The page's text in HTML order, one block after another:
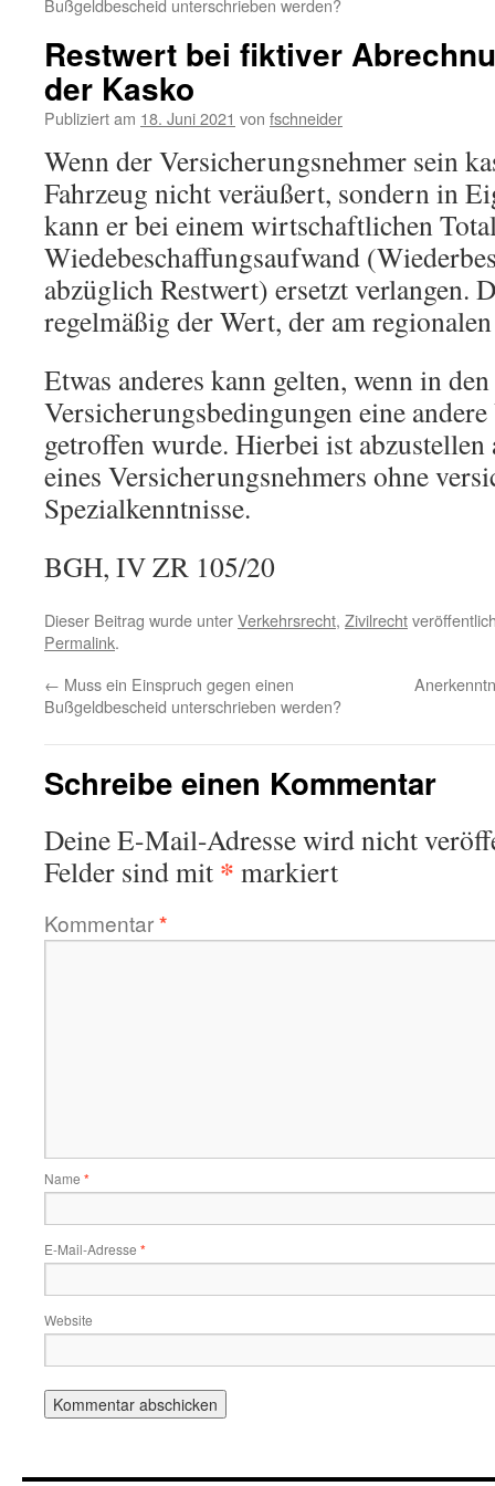
Bußgeldbescheid unterschrieben werden?
Restwert bei fiktiver
der Kasko
Publiziert am 18. Juni 2021 von fschneider
Wenn der Versicherungsnehmer sein
Fahrzeug nicht veräußert, sondern in
kann er bei einem wirtschaftlichen
Wiedebeschaffungsaufwand
abzüglich Restwert) ersetzt verlangen.
regelmäßig der Wert, der am
Etwas anderes kann gelten, wenn in den
Versicherungsbedingungen eine
getroffen wurde. Hierbei ist abzustellen
eines Versicherungsnehmers ohne
Spezialkenntnisse.
BGH, IV ZR 105/20
Dieser Beitrag wurde unterVerkehrsrecht, Zivilrecht
Permalink.
← Muss ein Einspruch gegen einen
Bußgeldbescheid unterschrieben werden?
Schreibe einen Kommentar
Deine E-Mail-Adresse wird nicht
Felder sind mit * markiert
Kommentar*
Name *
E-Mail-Adresse *
Website